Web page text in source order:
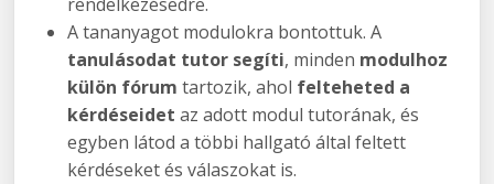
rendelkezésedre.
A tananyagot modulokra bontottuk. A
tanulásodat tutor segíti, minden modulhoz
külön fórum tartozik, ahol felteheted a
kérdéseidet az adott modul tutorának, és
egyben látod a többi hallgató által feltett
kérdéseket és válaszokat is.